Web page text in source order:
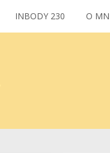
INBODY 230 O